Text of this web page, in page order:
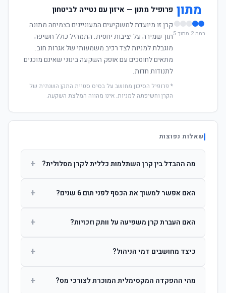
מתון
רמה 2 מתוך 5
פרופיל מתון — איזון עם נטייה לביטחון
קרן זו מיועדת למשקיעים המעוניינים בצמיחה מתונה
תוך שמירה על יציבות יחסית. התמהיל כולל חשיפה
מוגבלת למניות לצד רכיב משמעותי של אגרות חוב.
מתאים לחוסכים עם אופק השקעה בינוני שאינם מוכנים
לתנודות חדות.
* פרופיל הסיכון מחושב על בסיס סטיית התקן השנתית של
הקרן וחשיפתה למניות. אינו מהווה המלצת השקעה.
שאלות נפוצות
מה ההבדל בין קרן השתלמות כללית לקרן מסלולית? +
ההשקעות. קרן מסלולית עוקבת אחרי מדד ספציפי ומאפשרת
האם אפשר למשוך את הכסף לפני תום 6 שנים? +
הרווחים. לאחר 6 שנים ניתן למשוך פטור ממס עד לתקרה
האם העברת קרן משפיעה על וותק וזכויות? +
החברות. הוותק ממשיך להיספר מיום ההפקדה הראשונה.
כיצד מחושבים דמי הניהול? +
ומתן על שיעורם בעת הצטרפות.
מהי ההפקדה המקסימלית המוכרת לצורכי מס? +